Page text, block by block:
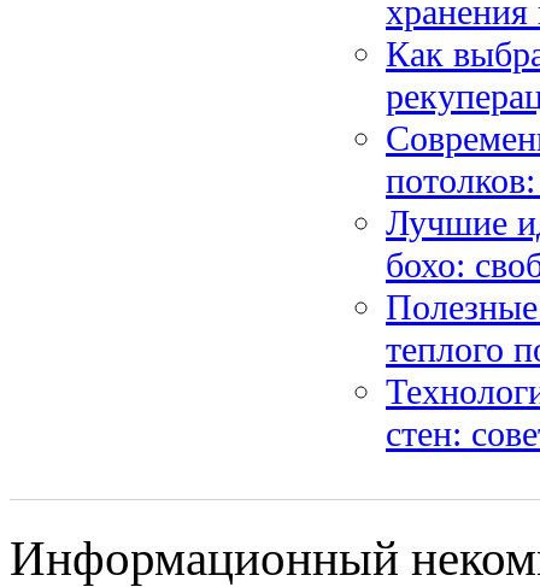
хранения
Как
Лучшие
бохо:
теплого
стен:
Информационный